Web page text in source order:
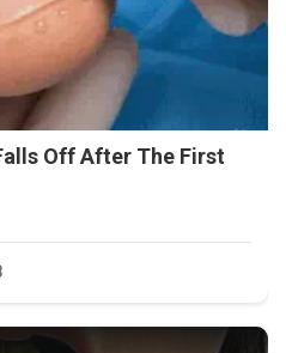
Off After The First